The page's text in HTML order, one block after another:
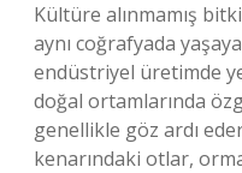
Kültüre alınmamış
aynı coğrafyada
endüstriyel üretimde
doğal ortamlarında
genellikle göz ardı
kenarındaki otlar,